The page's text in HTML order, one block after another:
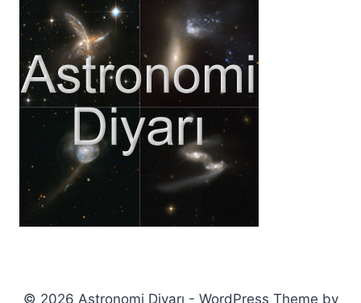
© 2026 Astronomi Diyarı - WordPress Theme by